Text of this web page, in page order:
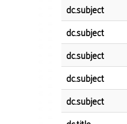
dc.subject
dc.subject
dc.subject
dc.subject
dc.subject